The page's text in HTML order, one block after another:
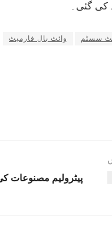
کی گئی۔
سسٹم وائٹ بال فارمیٹ